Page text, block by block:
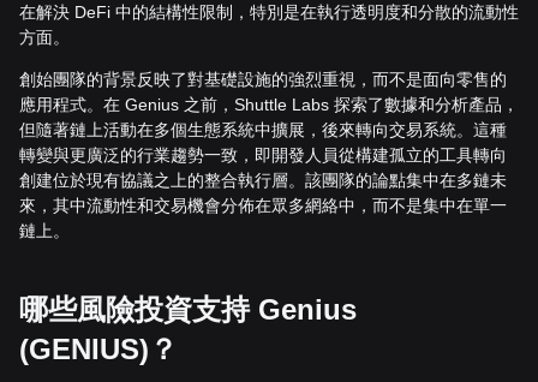
在解決 DeFi 中的結構性限制，特別是在執行透明度和分散的流動性
方面。
創始團隊的背景反映了對基礎設施的強烈重視，而不是面向零售的
應用程式。在 Genius 之前，Shuttle Labs 探索了數據和分析產品，
但隨著鏈上活動在多個生態系統中擴展，後來轉向交易系統。這種
轉變與更廣泛的行業趨勢一致，即開發人員從構建孤立的工具轉向
創建位於現有協議之上的整合執行層。該團隊的論點集中在多鏈未
來，其中流動性和交易機會分佈在眾多網絡中，而不是集中在單一
鏈上。
哪些風險投資支持 Genius
(GENIUS)？